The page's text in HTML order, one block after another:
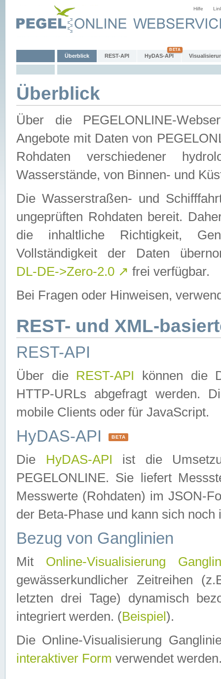
Hilfe
Überblick REST-API HyDAS-API
Überblick
Über die PEGELONLINE-
Angebote mit Daten von
Rohdaten verschiedener
Wasserstände, von Binnen- und
Die Wasserstraßen- und
ungeprüften Rohdaten bereit.
die inhaltliche Richtigkeit,
Vollständigkeit der Daten
DL-DE->Zero-2.0 ↗ frei verfügbar.
Bei Fragen oder Hinweisen,
REST- und XML-
REST-API
Über die REST-API können die
HTTP-URLs abgefragt werden.
mobile Clients oder für JavaScript.
HyDAS-API BETA
Die HyDAS-API ist die
PEGELONLINE. Sie liefert
Messwerte (Rohdaten) im JSON-
der Beta-Phase und kann sich noch
Bezug von Ganglinien
Mit Online-Visualisierung
gewässerkundlicher Zeitreihen
letzten drei Tage) dynamisch
integriert werden. (Beispiel ).
Die Online-Visualisierung
interaktiver Form verwendet